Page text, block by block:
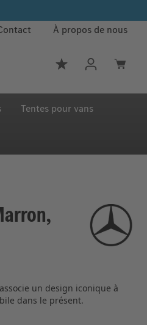
À propos de nous
Vous avez 0
Tentes pour vans
un design iconique à
dans le présent.